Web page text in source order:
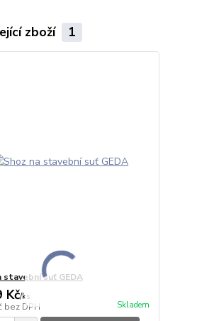
zboží 1
stavební suť GEDA
Kč/ks
bez DPH Skladem